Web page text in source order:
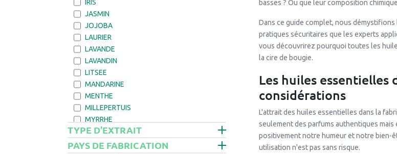
IRIS
JASMIN
JOJOBA
LAURIER
LAVANDE
LAVANDIN
LITSEE
MANDARINE
MENTHE
MILLEPERTUIS
MYRRHE
MYRTE
NEROLI
TYPE D'EXTRAIT
PAYS DE FABRICATION
basses ? Ou que leur composition
Dans ce guide complet, nous
pratiques sécuritaires que les experts
vous découvrirez pourquoi toutes les
la cire de bougie.
Les huiles essentielles
considérations
L'attrait des huiles essentielles dans la
seulement des parfums authentiques
positivement notre humeur et notre bien-
utilisation n'est pas sans risque.